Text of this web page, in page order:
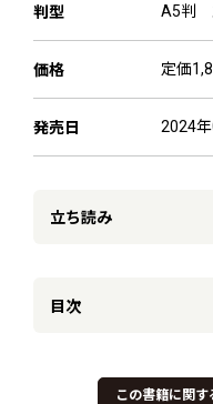
判型 A5判
価格 定価
発売日 2024
立ち読み
目次
この書籍に関